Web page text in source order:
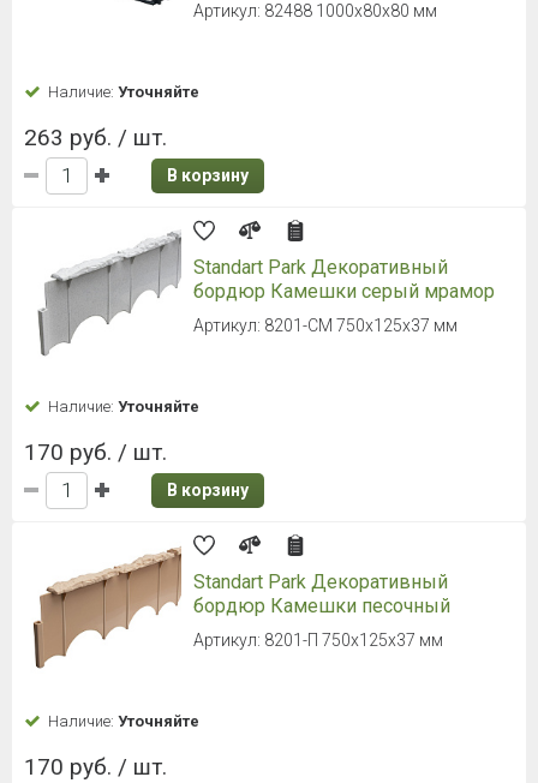
Артикул: 82488 1000х80х80 мм
Наличие: Уточняйте
263 руб. / шт.
В корзину
Standart Park Декоративный
бордюр Камешки серый мрамор
Артикул: 8201-СМ 750х125х37 мм
Наличие: Уточняйте
170 руб. / шт.
В корзину
Standart Park Декоративный
бордюр Камешки песочный
Артикул: 8201-П 750х125х37 мм
Наличие: Уточняйте
170 руб. / шт.